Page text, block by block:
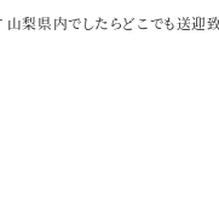
梨県内でしたらどこでも送迎